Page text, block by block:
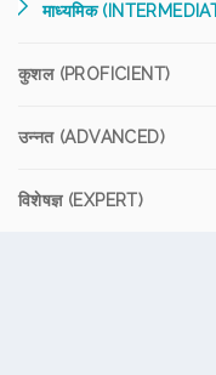
माध्यमिक
कुशल (PROFICIENT)
उन्नत (ADVANCED)
विशेषज्ञ (EXPERT)